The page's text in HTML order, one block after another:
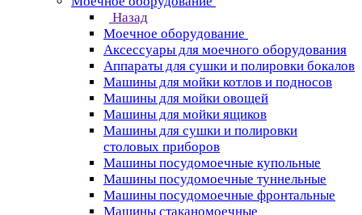
Назад
Моечное оборудование
Аксессуары для моечного оборудования
Аппараты для сушки и полировки бокалов
Машины для мойки котлов и подносов
Машины для мойки овощей
Машины для мойки ящиков
Машины для сушки и полировки
столовых приборов
Машины посудомоечные купольные
Машины посудомоечные туннельные
Машины посудомоечные фронтальные
Машины стаканомоечные